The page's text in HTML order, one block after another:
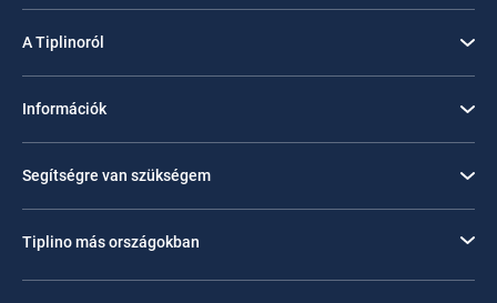
A Tiplinoról
Információk
Segítségre van szükségem
Tiplino más országokban